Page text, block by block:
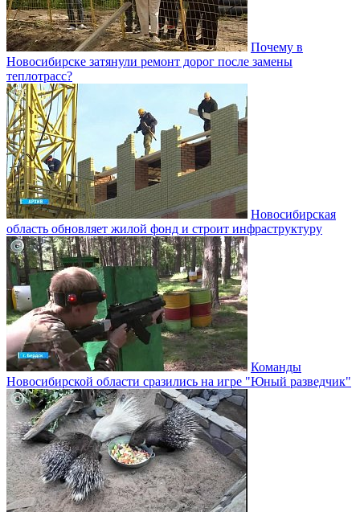
Почему в
Новосибирске затянули ремонт дорог после замены
теплотрасс?
Новосибирская
область обновляет жилой фонд и строит инфраструктуру
Команды
Новосибирской области сразились на игре "Юный разведчик"